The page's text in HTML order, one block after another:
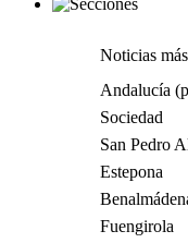
Noticias
Andalucía
Sociedad
San Pedro
Estepona
Fuengirola